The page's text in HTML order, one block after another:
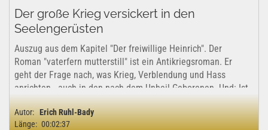
Der große Krieg versickert in den
Seelengerüsten
Auszug aus dem Kapitel "Der freiwillige Heinrich". Der
Roman "vaterfern mutterstill" ist ein Antikriegsroman. Er
geht der Frage nach, was Krieg, Verblendung und Hass
anrichten - auch in den nach dem Unheil Geborenen. Und: Ist
Umkehr möglich? Am Ende auch...
Autor: Erich Ruhl-Bady
Länge: 00:02:37